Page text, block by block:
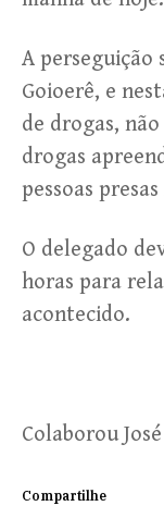
A perseguição
Goioerê, e
de drogas,
drogas
pessoas
O delegado
horas para
acontecido.
Colaborou
Compartilhe